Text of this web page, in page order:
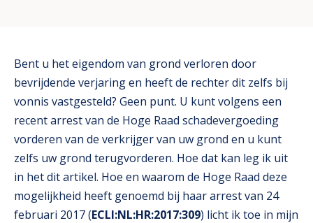
Bent u het eigendom van grond verloren door
bevrijdende verjaring en heeft de rechter dit zelfs bij
vonnis vastgesteld? Geen punt. U kunt volgens een
recent arrest van de Hoge Raad schadevergoeding
vorderen van de verkrijger van uw grond en u kunt
zelfs uw grond terugvorderen. Hoe dat kan leg ik uit
in het dit artikel. Hoe en waarom de Hoge Raad deze
mogelijkheid heeft genoemd bij haar arrest van 24
februari 2017 (ECLI:NL:HR:2017:309) licht ik toe in mijn